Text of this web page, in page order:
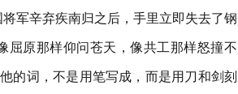
军辛弃疾南归之后，手里立即失去了钢
屈原那样仰问苍天，像共工那样怒撞不
的词，不是用笔写成，而是用刀和剑刻